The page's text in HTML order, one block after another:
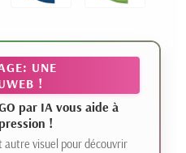
UNE
!
par IA vous aide à
!
autre visuel pour découvrir